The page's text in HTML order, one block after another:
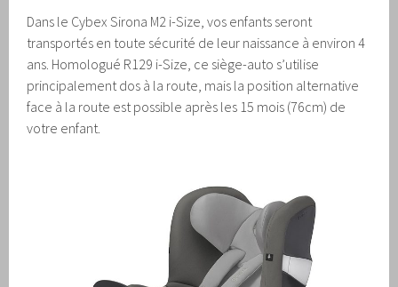
Dans le Cybex Sirona M2 i-Size, vos enfants seront
transportés en toute sécurité de leur naissance à environ 4
ans. Homologué R129 i-Size, ce siège-auto s’utilise
principalement dos à la route, mais la position alternative
face à la route est possible après les 15 mois (76cm) de
votre enfant.